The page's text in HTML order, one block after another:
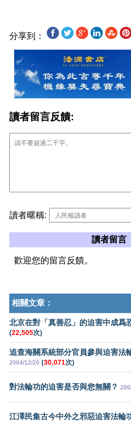
分享到：
讀者留言反饋:
讀者暱稱:
讀者留言
歡迎您的留言反饋。
相關文章：
北京在對「真善忍」的迫害中成爲
(22,505次)
追查海關系統部分官員參與迫害法
2004/12/20 (30,071次)
對法輪功的迫害是否與您無關？
江澤民集古今中外之邪惡迫害法輪